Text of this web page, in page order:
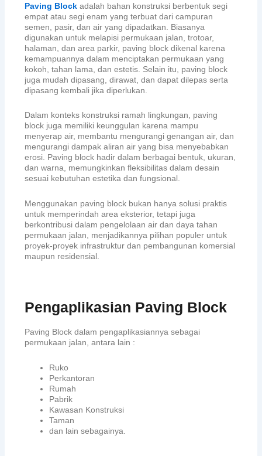
Paving Blockadalah bahan konstruksi berbentuk segi
empat atau segi enam yang terbuat dari campuran
semen, pasir, dan air yang dipadatkan. Biasanya
digunakan untuk melapisi permukaan jalan, trotoar,
halaman, dan area parkir, paving block dikenal karena
kemampuannya dalam menciptakan permukaan yang
kokoh, tahan lama, dan estetis. Selain itu, paving block
juga mudah dipasang, dirawat, dan dapat dilepas serta
dipasang kembali jika diperlukan.
Dalam konteks konstruksi ramah lingkungan, paving
block juga memiliki keunggulan karena mampu
menyerap air, membantu mengurangi genangan air, dan
mengurangi dampak aliran air yang bisa menyebabkan
erosi. Paving block hadir dalam berbagai bentuk, ukuran,
dan warna, memungkinkan fleksibilitas dalam desain
sesuai kebutuhan estetika dan fungsional.
Menggunakan paving block bukan hanya solusi praktis
untuk memperindah area eksterior, tetapi juga
berkontribusi dalam pengelolaan air dan daya tahan
permukaan jalan, menjadikannya pilihan populer untuk
proyek-proyek infrastruktur dan pembangunan komersial
maupun residensial.
Pengaplikasian Paving Block
Paving Block dalam pengaplikasiannya sebagai
permukaan jalan, antara lain :
Ruko
Perkantoran
Rumah
Pabrik
Kawasan Konstruksi
Taman
dan lain sebagainya.